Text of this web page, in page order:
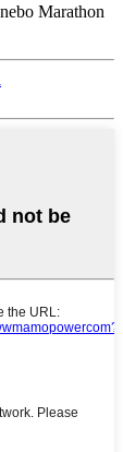
Marathon